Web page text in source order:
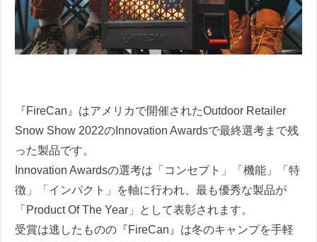
『FireCan』はアメリカで開催されたOutdoor Retailer
Snow Show 2022のInnovation Awardsで最終選考まで残
った製品です。
Innovation Awardsの選考は「コンセプト」「機能」「特
徴」「インパクト」を軸に行われ、最も優秀な製品が
「Product Of The Year」として表彰されます。
受賞は逃したものの『FireCan』は冬のキャンプを手軽